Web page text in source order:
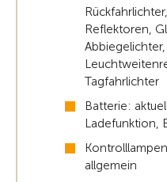
Reflektoren,
Abbiegelichter,
Tagfahrlichter
Batterie:
Ladefunktion,
allgemein